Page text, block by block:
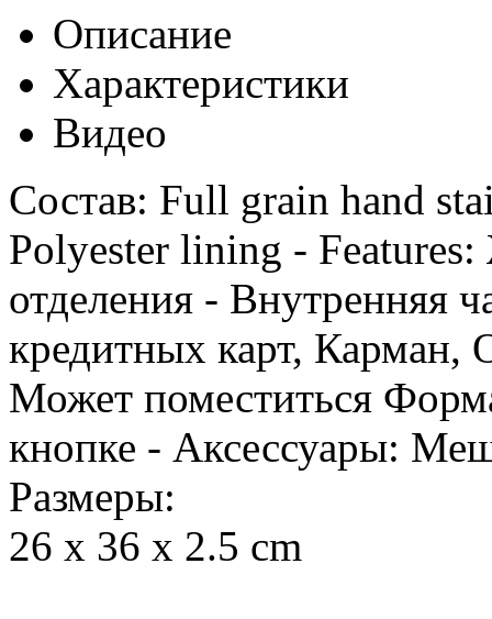
Описание
Характеристики
Видео
Состав: Full grain hand
Polyester lining - Features:
отделения - Внутренняя
кредитных карт, Карман,
Может поместиться
кнопке - Аксессуары:
Размеры:
26 x 36 x 2.5 cm